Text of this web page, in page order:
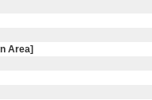
Area]